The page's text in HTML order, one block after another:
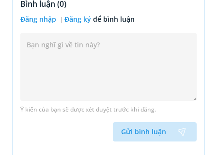
Bình luận (0)
Đăng nhập Đăng ký để bình luận
Ý kiến của bạn sẽ được xét duyệt trước khi đăng.
Gửi bình luận